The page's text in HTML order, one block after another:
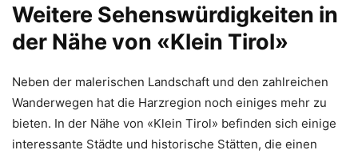
Weitere Sehenswürdigkeiten in
der Nähe von «Klein Tirol»
Neben der malerischen Landschaft und den zahlreichen
Wanderwegen hat die Harzregion noch einiges mehr zu
bieten. In der Nähe von «Klein Tirol» befinden sich einige
interessante Städte und historische Stätten, die einen